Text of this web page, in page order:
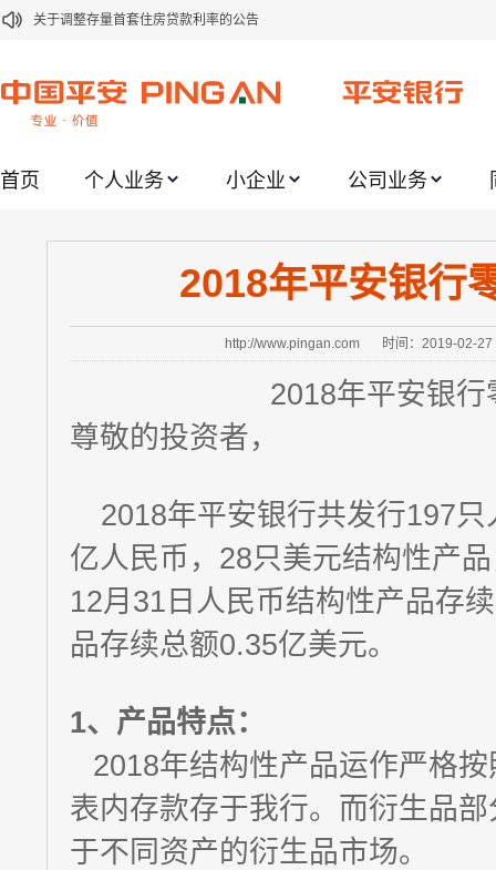
关于调整存量首套住房贷款利率的公告
关于修订《平安银行代理个人客户贵金属交易协议书》的公告
关于我行聚金宝交易软件升级更新的通知
关于2020年端午节期间上金所代理业务调整合约保证金比例和涨跌幅度限制的
关于进一步加强代理贵金属业务风险防范的提示
关于加强代理贵金属业务风险防范的提示
关于平安银行电子版信用卡更名为平安银行数字信用卡的公告
首页 个人业务 小企业 公司业务
2018年平安银行
http://www.pingan.com 时间：2019-02-27
2018年平安银
尊敬的投资者，
2018年平安银行共发行197
亿人民币，28只美元结构性产
12月31日人民币结构性产品存
品存续总额0.35亿美元。
1、 产品特点：
2018年结构性产品运作严格
表内存款存于我行。而衍生品
于不同资产的衍生品市场。